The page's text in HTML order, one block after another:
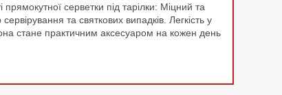
серветки під тарілки: Міцний та
та святкових випадків. Легкість у
стане практичним аксесуаром на кожен день